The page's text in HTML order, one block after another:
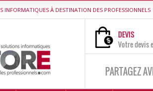
INFORMATIQUES À DESTINATION DES PROFESSIONNELS
DEVIS
Votre devis
PARTAGEZ